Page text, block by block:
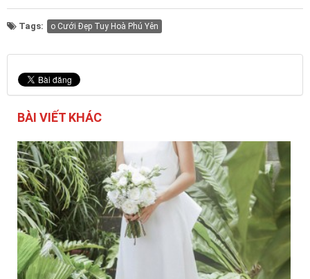
Tags: o Cưới Đẹp Tuy Hoà Phú Yên
BÀI VIẾT KHÁC